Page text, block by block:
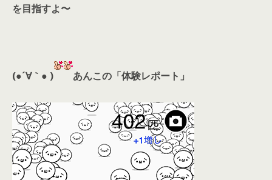
を目指すよ〜
(●´∀｀● ) あんこの「体験レポート」